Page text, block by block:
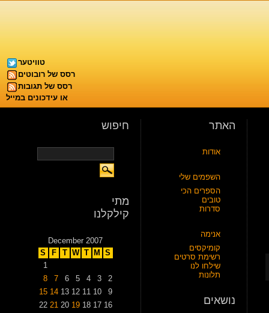
טוויטער
רסס של רובוטים
רסס של תגובות
או עידכונים במייל
האתר
אודות
השפמים שלי
הספרים הכי
טובים
סדרות
אנימה
קומיקסים
רשימת סרטים
שילחו לנו
תלונות
נושאים
חיפוש
מתי
קילקלנו
December 2007
S
M
T
W
T
F
S
1
2
3
4
5
6
7
8
9
10
11
12
13
14
15
16
17
18
19
20
21
22